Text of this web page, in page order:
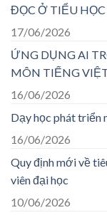
ĐỌC Ở TIỂU HỌC
17/06/2026
ỨNG DỤNG AI
MÔN TIẾNG
16/06/2026
Dạy học phát triển
16/06/2026
Quy định mới về
viên đại học
10/06/2026